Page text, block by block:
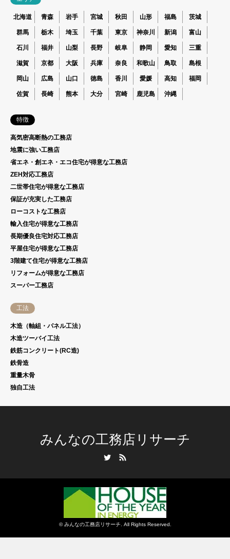
北海道 青森 岩手 宮城 秋田 山形 福島 茨城
群馬 栃木 埼玉 千葉 東京 神奈川 新潟 富山
石川 福井 山梨 長野 岐阜 静岡 愛知 三重
滋賀 京都 大阪 兵庫 奈良 和歌山 鳥取 島根
岡山 広島 山口 徳島 香川 愛媛 高知 福岡
佐賀 長崎 熊本 大分 宮崎 鹿児島 沖縄
特徴
高気密高断熱の工務店
地震に強い工務店
省エネ・創エネ・エコ住宅が得意な工務店
ZEH対応工務店
二世帯住宅が得意な工務店
保証が充実した工務店
ローコストな工務店
輸入住宅が得意な工務店
長期優良住宅対応工務店
平屋住宅が得意な工務店
3階建て住宅が得意な工務店
リフォームが得意な工務店
スーパー工務店
工法
木造（軸組・パネル工法）
木造ツーバイ工法
鉄筋コンクリート(RC造)
鉄骨造
重量木骨
独自工法
みんなの工務店リサーチ
©みんなの工務店リサーチ. All Rights Reserved.